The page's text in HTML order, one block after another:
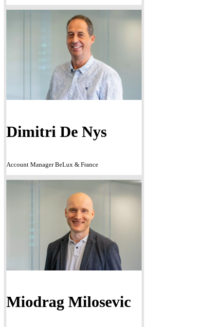
Dimitri De Nys
Account Manager BeLux & France
Miodrag Milosevic